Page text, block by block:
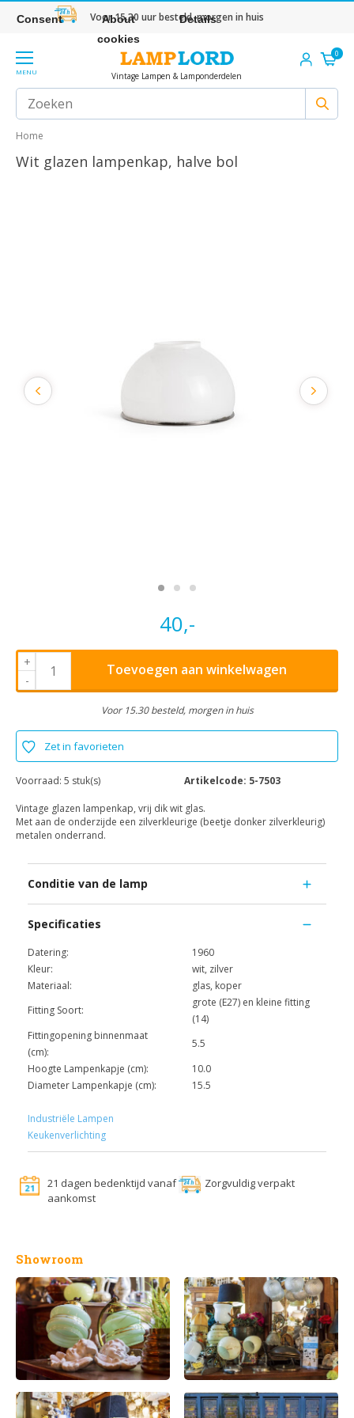
Voor 15.30 uur besteld, morgen in huis
MENU Vintage Lampen & Lamponderdelen
0
Home
Wit glazen lampenkap, halve bol
40,-
+
-
Toevoegen aan winkelwagen
Voor 15.30 besteld, morgen in huis
Zet in favorieten
Voorraad: 5 stuk(s) Artikelcode: 5-7503
Vintage glazen lampenkap, vrij dik wit glas.
Met aan de onderzijde een zilverkleurige (beetje donker zilverkleurig)
metalen onderrand.
Conditie van de lamp
Specificaties
Datering:
1960
Kleur:
wit, zilver
Materiaal:
glas, koper
Fitting Soort:
grote (E27) en kleine fitting
(14)
Fittingopening binnenmaat
(cm):
5.5
Hoogte Lampenkapje (cm):
10.0
Diameter Lampenkapje (cm):
15.5
Industriële Lampen
Keukenverlichting
21 dagen bedenktijd vanaf
aankomst
Zorgvuldig verpakt
Showroom
Consent
About
cookies
Details